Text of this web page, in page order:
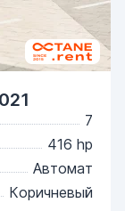
7
416 hp
Автомат
Коричневый